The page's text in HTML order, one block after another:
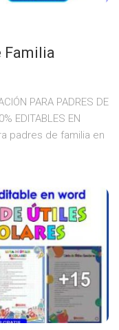
Familia
PARA PADRES DE
EDITABLES EN
padres de familia en